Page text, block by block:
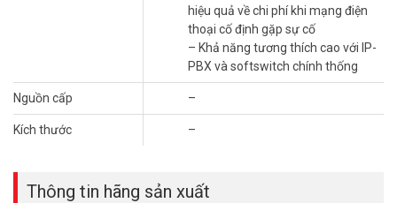
hiệu quả về chi phí khi mạng điện
thoại cố định gặp sự cố
– Khả năng tương thích cao với IP-
PBX và softswitch chính thống
Nguồn cấp –
Kích thước –
Thông tin hãng sản xuất